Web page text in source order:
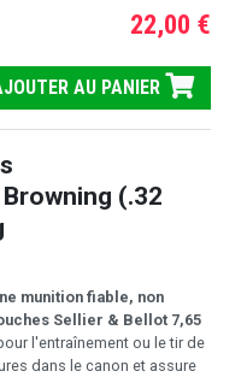
22,00 €
AU PANIER
Browning (.32
munition fiable, non
Sellier & Bellot 7,65
l'entraînement ou le tir de
dans le canon et assure